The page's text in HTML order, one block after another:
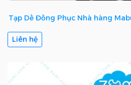
Tạp Dề Đồng Phục Nhà hàng
Liên hệ